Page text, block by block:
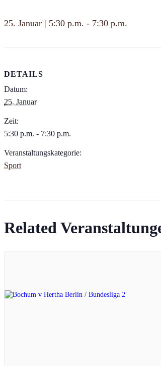
25. Januar | 5:30 p.m. - 7:30 p.m.
DETAILS
Datum:
25. Januar
Zeit:
5:30 p.m. - 7:30 p.m.
Veranstaltungskategorie:
Sport
Related